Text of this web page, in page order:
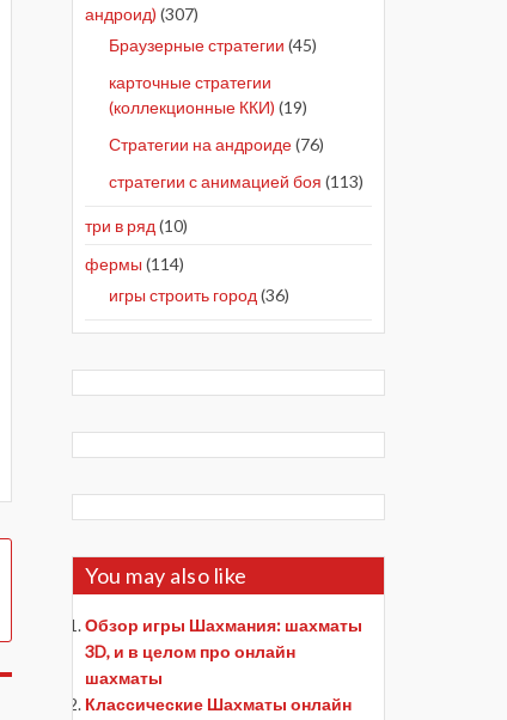
андроид) (307)
Браузерные стратегии (45)
карточные стратегии
(коллекционные ККИ) (19)
Стратегии на андроиде(76)
стратегии с анимацией боя (113)
три в ряд (10)
фермы (114)
игры строить город (36)
You may also like
Обзор игры Шахмания: шахматы
3D, и в целом про онлайн
шахматы
Классические Шахматы онлайн